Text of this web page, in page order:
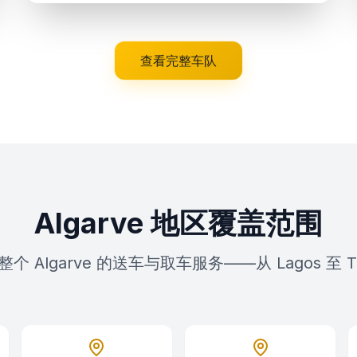
查看完整车队
Algarve 地区覆盖范围
个 Algarve 的送车与取车服务——从 Lagos 至